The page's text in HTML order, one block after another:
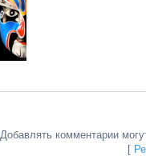
Добавлять комментарии
[